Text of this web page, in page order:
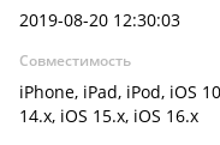
2019-08-20 12:30:03
Совместимость
iPhone, iPad, iPod, iOS
14.x, iOS 15.x, iOS 16.x